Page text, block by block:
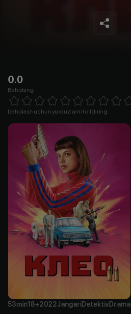
0.0
Baholang
1 Star 2 Stars 3 Stars 4 Stars5 Stars 6 Stars7 Stars8 Stars
baholash uchun yulduzlarni to'ldiring
53min18+2022JangariDetektivDrama